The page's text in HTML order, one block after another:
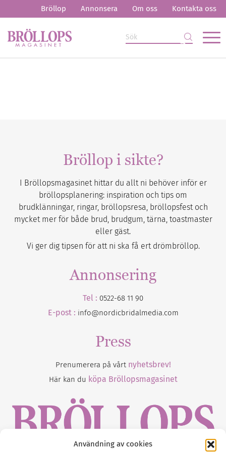
Användning av cookies
Bröllop Annonsera Om oss Kontakta oss
Bröllop i sikte?
I Bröllopsmagasinet hittar du allt ni behöver inför er
bröllopsplanering: inspiration och tips om
brudklänningar, ringar, bröllopsresa, bröllopsfest och
mycket mer för både brud, brudgum, tärna, toastmaster
eller gäst.
Vi ger dig tipsen för att ni ska få ert drömbröllop.
Annonsering
Tel : 0522-68 11 90
E-post : info@nordicbridalmedia.com
Press
Prenumerera på vårt nyhetsbrev!
Här kan du köpa Bröllopsmagasinet